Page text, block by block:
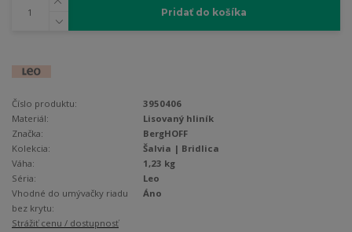
Pridať do košíka
Číslo produktu:
3950406
Materiál:
Lisovaný hliník
Značka:
BergHOFF
Kolekcia:
Šalvia | Bridlica
Váha:
1,23 kg
Séria:
Leo
Vhodné do umývačky riadu
bez krytu:
Áno
Strážiť cenu / dostupnosť